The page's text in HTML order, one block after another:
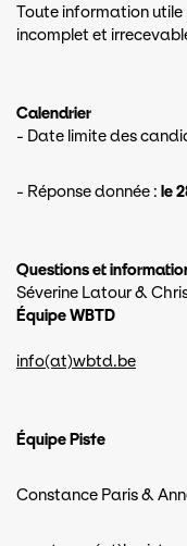
Toute information
incomplet et
Calendrier
- Date limite des
- Réponse donnée : le
Questions et
Séverine Latour
info(at)wbtd.be
Équipe Piste
Constance Paris &